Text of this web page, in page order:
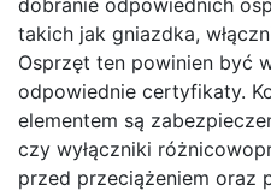
takich jak gniazdka,
Osprzęt ten powinien być
odpowiednie certyfikaty.
elementem są
czy wyłączniki
przed przeciążeniem oraz